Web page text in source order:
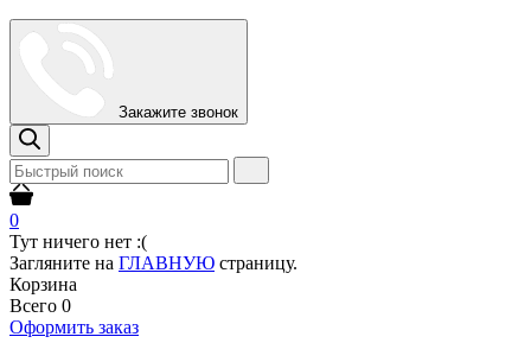
Закажите звонок
0
Тут ничего нет :(
Загляните на ГЛАВНУЮ страницу.
Корзина
Всего 0
Оформить заказ